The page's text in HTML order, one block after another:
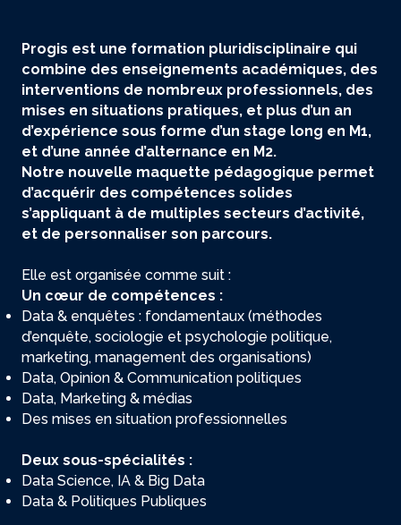
Progis est une formation pluridisciplinaire qui
combine des enseignements académiques, des
interventions de nombreux professionnels, des
mises en situations pratiques, et plus d’un an
d’expérience sous forme d’un stage long en M1,
et d’une année d’alternance en M2.
Notre nouvelle maquette pédagogique permet
d’acquérir des compétences solides
s’appliquant à de multiples secteurs d’activité,
et de personnaliser son parcours.
Elle est organisée comme suit :
Un cœur de compétences :
Data & enquêtes : fondamentaux (méthodes
d’enquête, sociologie et psychologie politique,
marketing, management des organisations)
Data, Opinion & Communication politiques
Data, Marketing & médias
Des mises en situation professionnelles
Deux sous-spécialités :
Data Science, IA & Big Data
Data & Politiques Publiques